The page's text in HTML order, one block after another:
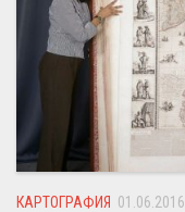
КАРТОГРАФИЯ 01.06.2016